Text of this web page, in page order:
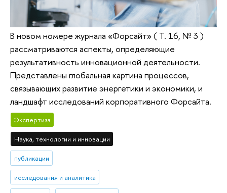
В новом номере журнала «Форсайт» ( Т. 16, № 3 )
рассматриваются аспекты, определяющие
результативность инновационной деятельности.
Представлены глобальная картина процессов,
связывающих развитие энергетики и экономики, и
ландшафт исследований корпоративного Форсайта.
Экспертиза
Наука, технологии и инновации
публикации
исследования и аналитика